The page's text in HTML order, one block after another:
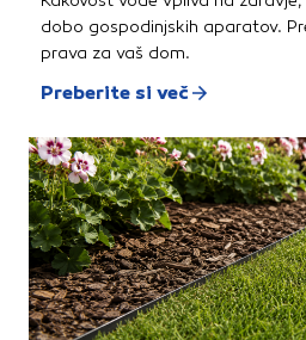
dobo gospodinjskih aparatov.
prava za vaš dom.
Preberite si več